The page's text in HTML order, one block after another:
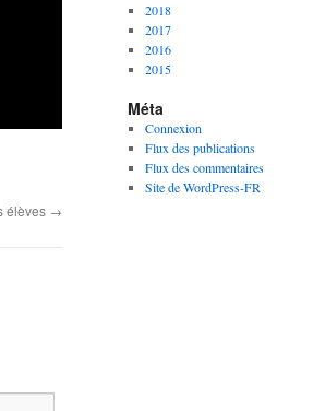
élèves →
2018
2017
2016
2015
Méta
Connexion
Flux des publications
Flux des commentaires
Site de WordPress-FR